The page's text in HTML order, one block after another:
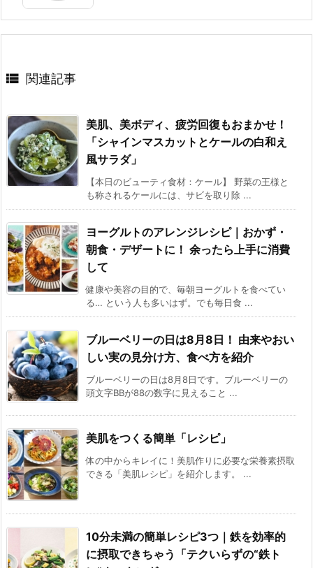
 関連記事
美肌、美ボディ、疲労回復もおまかせ！
「シャインマスカットとケールの白和え
風サラダ」
【本日のビューティ食材：ケール】 野菜の王様と
も称されるケールには、サビを取り除 ...
ヨーグルトのアレンジレシピ｜おかず・
朝食・デザートに！ 余ったら上手に消費
して
健康や美容の目的で、毎朝ヨーグルトを食べてい
る… という人も多いはず。でも毎日食 ...
ブルーベリーの日は8月8日！ 由来やおい
しい実の見分け方、食べ方を紹介
ブルーベリーの日は8月8日です。ブルーベリーの
頭文字BBが88の数字に見えること ...
美肌をつくる簡単「レシピ」
体の中からキレイに！美肌作りに必要な栄養素摂取
できる「美肌レシピ」を紹介します。 ...
10分未満の簡単レシピ3つ｜鉄を効率的
に摂取できちゃう「テクいらずの“鉄ト